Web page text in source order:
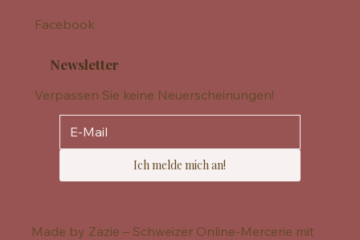
Facebook
Newsletter
Verpassen Sie keine Neuerscheinungen!
Ich melde mich an!
Made by Zazie – Schweizer Online-Mercerie mit